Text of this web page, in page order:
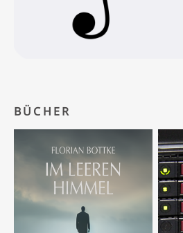
BÜCHER